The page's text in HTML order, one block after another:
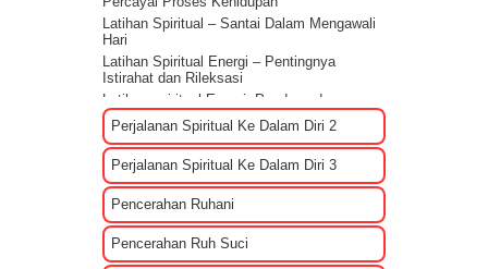
Latihan Spiritual – Santai Dalam Mengawali
Hari
Latihan Spiritual Energi – Pentingnya
Istirahat dan Rileksasi
Latihan spiritual Energi: Panduan dan
Sharing rileksasi energi
Bagaimana Cara Mengenali EGO?
Tips Membuat Rencana Hidup Selagi
Masih Muda
Penyebab Terjadinya Masalah Dalam
Kehidupan Part 2
Penyebab Terjadinya Masalah Dalam
Kehidupan Part 1
Perjalanan Spiritual Ke Dalam Diri 2
Perjalanan Spiritual Ke Dalam Diri 3
Pencerahan Ruhani
Pencerahan Ruh Suci